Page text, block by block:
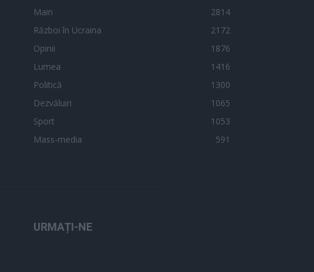
Main
2814
Război în Ucraina
2172
Opinii
1876
Lumea
1416
Politică
1300
Dezvăluiri
1065
Sport
1053
Mass-media
591
URMAȚI-NE